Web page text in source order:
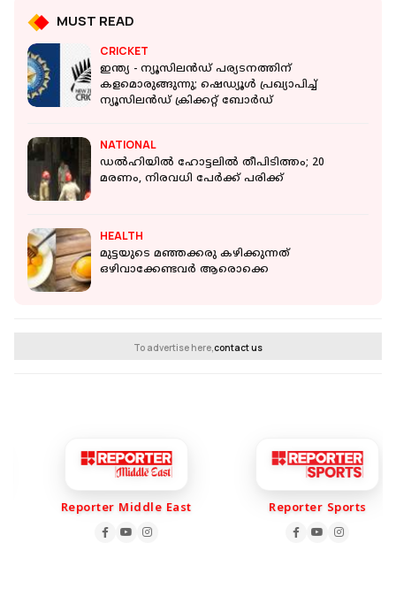
MUST READ
CRICKET
ഇന്ത്യ - ന്യൂസിലൻഡ് പര്യടനത്തിന്
കളമൊരുങ്ങുന്നു; ഷെഡ്യൂൾ പ്രഖ്യാപിച്ച്
ന്യൂസിലൻഡ് ക്രിക്കറ്റ് ബോർഡ്
NATIONAL
ഡല്‍ഹിയില്‍ ഹോട്ടലില്‍ തീപിടിത്തം; 20
മരണം, നിരവധി പേര്‍ക്ക് പരിക്ക്
HEALTH
മുട്ടയുടെ മഞ്ഞക്കരു കഴിക്കുന്നത്
ഒഴിവാക്കേണ്ടവര്‍ ആരൊക്കെ
To advertise here,contact us
Reporter Middle East Reporter Sports